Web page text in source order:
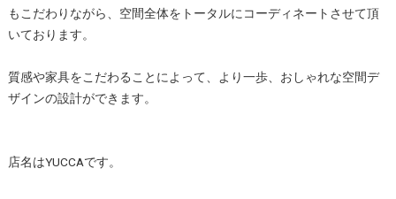
もこだわりながら、空間全体をトータルにコーディネートさせて頂
いております。
質感や家具をこだわることによって、より一歩、おしゃれな空間デ
ザインの設計ができます。
店名はYUCCAです。